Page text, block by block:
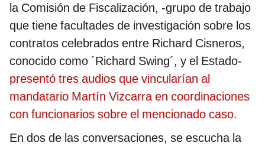
la Comisión de Fiscalización, -grupo de trabajo
que tiene facultades de investigación sobre los
contratos celebrados entre Richard Cisneros,
conocido como ´Richard Swing´, y el Estado-
presentó tres audios que vincularían al
mandatario Martín Vizcarra en coordinaciones
con funcionarios sobre el mencionado caso.
En dos de las conversaciones, se escucha la